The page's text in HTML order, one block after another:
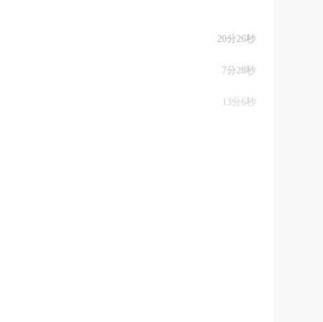
20分26秒
7分28秒
13分6秒